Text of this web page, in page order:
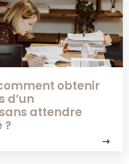
obtenir
d’un
attendre
?